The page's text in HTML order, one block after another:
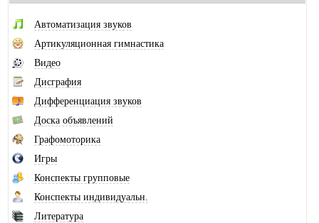
Автоматизация звуков
Артикуляционная гимнастика
Видео
Дисграфия
Дифференциация звуков
Доска объявлений
Графомоторика
Игры
Конспекты групповые
Конспекты индивидуальн.
Литература